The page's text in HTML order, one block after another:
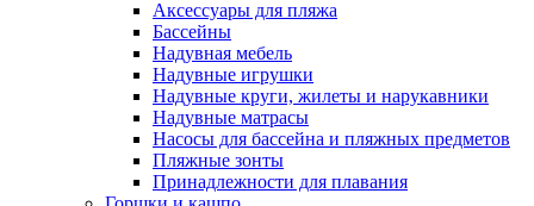
Аксессуары для пляжа
Бассейны
Надувная мебель
Надувные игрушки
Надувные круги, жилеты и нарукавники
Надувные матрасы
Насосы для бассейна и пляжных предметов
Пляжные зонты
Принадлежности для плавания